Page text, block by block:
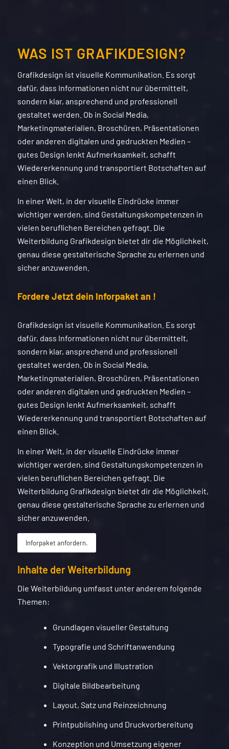
WAS IST GRAFIKDESIGN?
Grafikdesign ist visuelle Kommunikation. Es sorgt
dafür, dass Informationen nicht nur übermittelt,
sondern klar, ansprechend und professionell
gestaltet werden. Ob in Social Media,
Marketingmaterialien, Broschüren, Präsentationen
oder anderen digitalen und gedruckten Medien –
gutes Design lenkt Aufmerksamkeit, schafft
Wiedererkennung und transportiert Botschaften auf
einen Blick.
In einer Welt, in der visuelle Eindrücke immer
wichtiger werden, sind Gestaltungskompetenzen in
vielen beruflichen Bereichen gefragt. Die
Weiterbildung Grafikdesign bietet dir die Möglichkeit,
genau diese gestalterische Sprache zu erlernen und
sicher anzuwenden.
Fordere Jetzt dein Inforpaket an !
Grafikdesign ist visuelle Kommunikation. Es sorgt
dafür, dass Informationen nicht nur übermittelt,
sondern klar, ansprechend und professionell
gestaltet werden. Ob in Social Media,
Marketingmaterialien, Broschüren, Präsentationen
oder anderen digitalen und gedruckten Medien –
gutes Design lenkt Aufmerksamkeit, schafft
Wiedererkennung und transportiert Botschaften auf
einen Blick.
In einer Welt, in der visuelle Eindrücke immer
wichtiger werden, sind Gestaltungskompetenzen in
vielen beruflichen Bereichen gefragt. Die
Weiterbildung Grafikdesign bietet dir die Möglichkeit,
genau diese gestalterische Sprache zu erlernen und
sicher anzuwenden.
Inforpaket anfordern.
Inhalte der Weiterbildung
Die Weiterbildung umfasst unter anderem folgende
Themen:
Grundlagen visueller Gestaltung
Typografie und Schriftanwendung
Vektorgrafik und Illustration
Digitale Bildbearbeitung
Layout, Satz und Reinzeichnung
Printpublishing und Druckvorbereitung
Konzeption und Umsetzung eigener